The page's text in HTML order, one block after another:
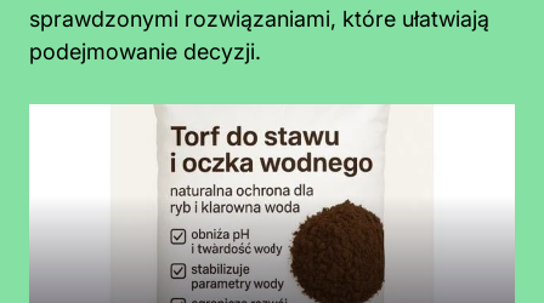
sprawdzonymi rozwiązaniami, które ułatwiają
podejmowanie decyzji.